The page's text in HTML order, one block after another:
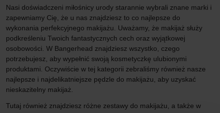
Nasi doświadczeni miłośnicy urody starannie wybrali znane marki i
zapewniamy Cię, że u nas znajdziesz to co najlepsze do
wykonania perfekcyjnego makijażu. Uważamy, że makijaż służy
podkreśleniu Twoich fantastycznych cech oraz wyjątkowej
osobowości. W Bangerhead znajdziesz wszystko, czego
potrzebujesz, aby wypełnić swoją kosmetyczkę ulubionymi
produktami. Oczywiście w tej kategorii zebraliśmy również nasze
najlepsze i najdelikatniejsze pędzle do makijażu, aby uzyskać
nieskazitelny makijaż.
Tutaj również znajdziesz różne zestawy do makijażu, a także w